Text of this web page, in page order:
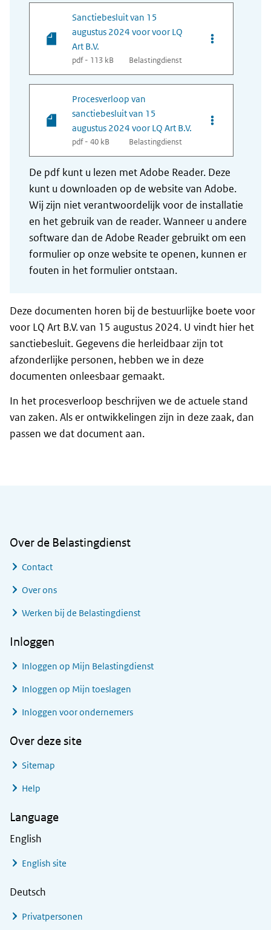
Sanctiebesluit van 15
augustus 2024 voor voor LQ
Art B.V.
pdf - 113 kB Belastingdienst
Opties van
Procesverloop van
sanctiebesluit van 15
augustus 2024 voor LQ Art B.V.
pdf - 40 kB Belastingdienst
Opties van
De pdf kunt u lezen met Adobe Reader. Deze
kunt u downloaden op de website van Adobe.
Wij zijn niet verantwoordelijk voor de installatie
en het gebruik van de reader. Wanneer u andere
software dan de Adobe Reader gebruikt om een
formulier op onze website te openen, kunnen er
fouten in het formulier ontstaan.
Deze documenten horen bij de bestuurlijke boete voor
voor LQ Art B.V. van 15 augustus 2024. U vindt hier het
sanctiebesluit. Gegevens die herleidbaar zijn tot
afzonderlijke personen, hebben we in deze
documenten onleesbaar gemaakt.
In het procesverloop beschrijven we de actuele stand
van zaken. Als er ontwikkelingen zijn in deze zaak, dan
passen we dat document aan.
Over de Belastingdienst
Contact
Over ons
Werken bij de Belastingdienst
Inloggen
Inloggen op Mijn Belastingdienst
Inloggen op Mijn toeslagen
Inloggen voor ondernemers
Over deze site
Sitemap
Help
Language
English
English site
Deutsch
Privatpersonen